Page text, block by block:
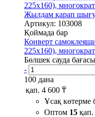
Жылдам қарап
Артикул: 103008
Қоймада бар
Конверт
225х160),
Бөлшек сауда
-
100 дана
қап. 4 600 ₸
Ұсақ көтерме
Оптом 15 қап.